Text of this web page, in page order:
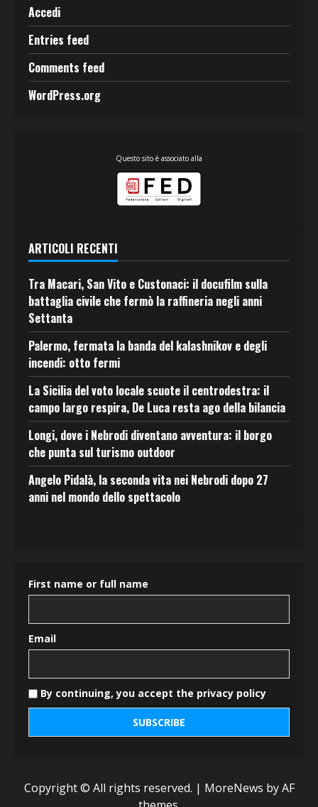
Accedi
Entries feed
Comments feed
WordPress.org
Questo sito è associato alla
ARTICOLI RECENTI
Tra Macari, San Vito e Custonaci: il docufilm sulla
battaglia civile che fermò la raffineria negli anni
Settanta
Palermo, fermata la banda del kalashnikov e degli
incendi: otto fermi
La Sicilia del voto locale scuote il centrodestra: il
campo largo respira, De Luca resta ago della bilancia
Longi, dove i Nebrodi diventano avventura: il borgo
che punta sul turismo outdoor
Angelo Pidalà, la seconda vita nei Nebrodi dopo 27
anni nel mondo dello spettacolo
First name or full name
Email
By continuing, you accept the privacy policy
Copyright © All rights reserved. | MoreNews by AF